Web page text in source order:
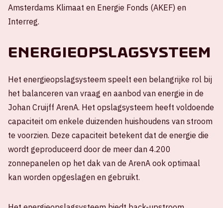
Amsterdams Klimaat en Energie Fonds (AKEF) en
Interreg.
Energieopslagsysteem
Het energieopslagsysteem speelt een belangrijke rol bij
het balanceren van vraag en aanbod van energie in de
Johan Cruijff ArenA. Het opslagsysteem heeft voldoende
capaciteit om enkele duizenden huishoudens van stroom
te voorzien. Deze capaciteit betekent dat de energie die
wordt geproduceerd door de meer dan 4.200
zonnepanelen op het dak van de ArenA ook optimaal
kan worden opgeslagen en gebruikt.